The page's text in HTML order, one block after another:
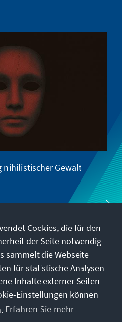
nihilistischer Gewalt
Cookies, die für den
der Seite notwendig
sammelt die Webseite
für statistische Analysen
Inhalte externer Seiten
Einstellungen können
Erfahren Sie mehr